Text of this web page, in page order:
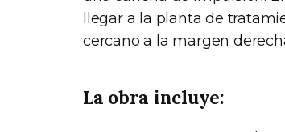
llegar a la planta de
cercano a la margen
La obra incluye: